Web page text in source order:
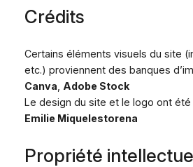
Crédits
Certains éléments visuels du site
etc.) proviennent des banques
Canva Adobe Stock
Le design du site et le logo ont été
Emilie Miquelestorena
Propriété